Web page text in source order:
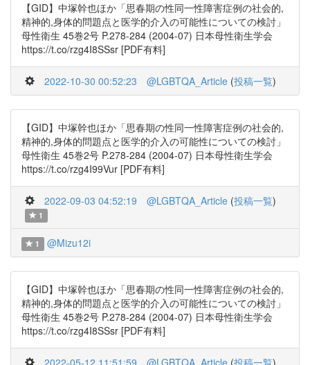
【GID】中塚幹也ほか「思春期の性同一性障害症例の社会的,
精神的,身体的問題点と医学的介入の可能性についての検討」
母性衛生 45巻2号 P.278-284 (2004-07) 日本母性衛生学会
https://t.co/rzg4I8SSsr [PDF有料]
2022-10-30 00:52:23 @LGBTQA_Article (投稿一覧)
【GID】中塚幹也ほか「思春期の性同一性障害症例の社会的,
精神的,身体的問題点と医学的介入の可能性についての検討」
母性衛生 45巻2号 P.278-284 (2004-07) 日本母性衛生学会
https://t.co/rzg4I99Vur [PDF有料]
2022-09-03 04:52:19 @LGBTQA_Article (投稿一覧)
1
1 @Mizu12i
【GID】中塚幹也ほか「思春期の性同一性障害症例の社会的,
精神的,身体的問題点と医学的介入の可能性についての検討」
母性衛生 45巻2号 P.278-284 (2004-07) 日本母性衛生学会
https://t.co/rzg4I8SSsr [PDF有料]
2022-05-12 11:51:59 @LGBTQA_Article (投稿一覧)